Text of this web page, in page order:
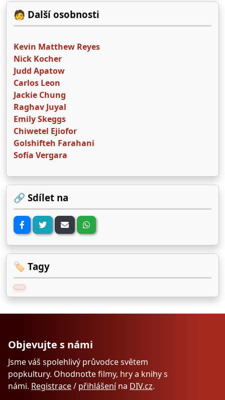
🧑 Další osobnosti
Kevin Matthew Reyes
Nick Kocher
Judd Apatow
Carlos Leon
Jackie Chung
Raghav Juyal
Emily Skeggs
Chiwetel Ejiofor
Golshifteh Farahani
Sofía Vergara
🔗 Sdílet na
🏷️ Tagy
Objevujte s námi
Jsme váš spolehlivý průvodce světem
popkultury. Ohodnoťte filmy, hry a knihy s
námi. Registrace/ přihlášenína DIV.cz.